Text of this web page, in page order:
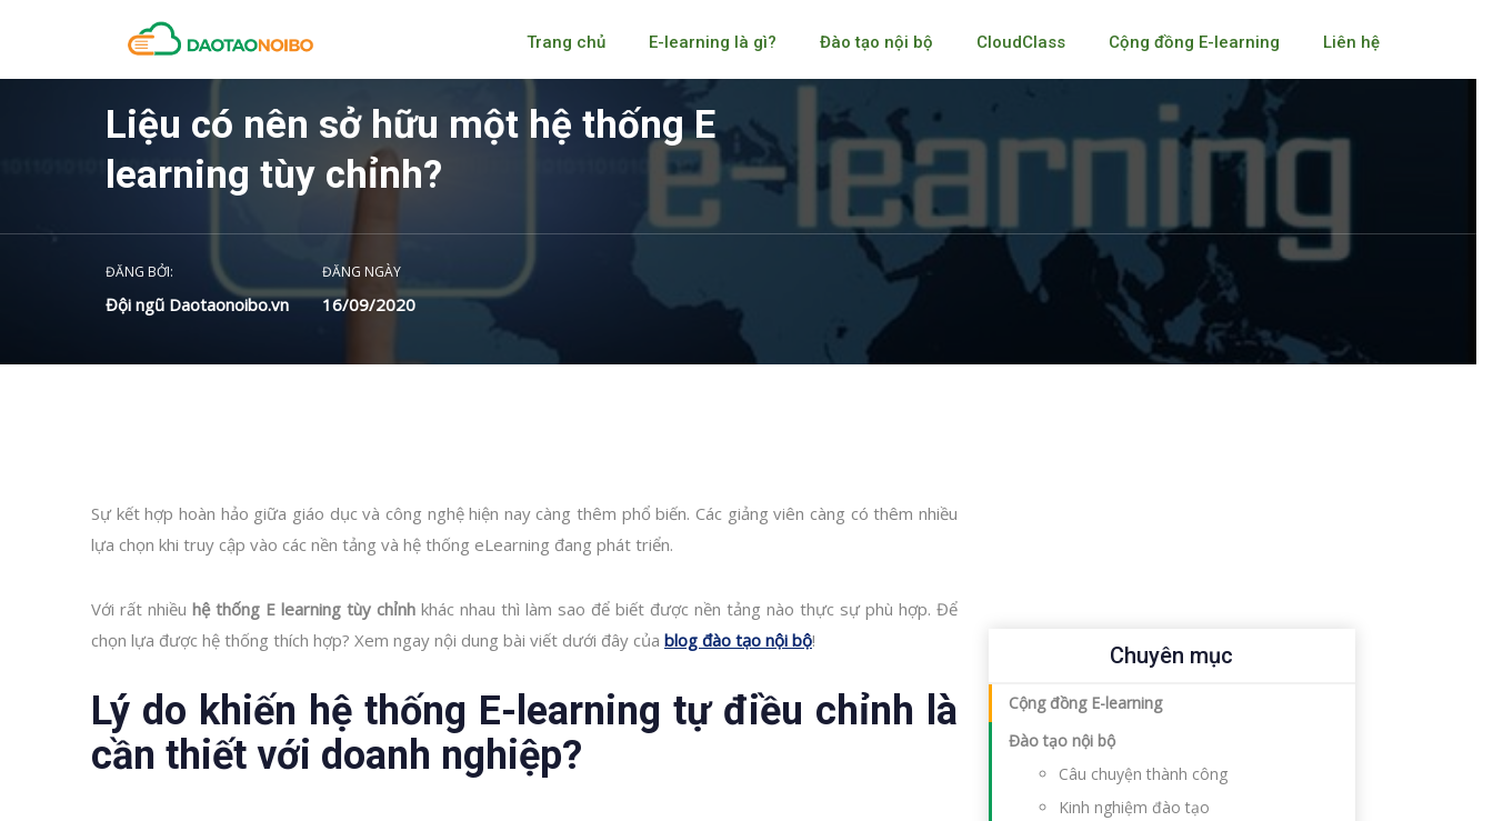
Trang chủ E-learning là gì? Đào tạo nội bộ CloudClass Cộng đồng E-learning Liên hệ
Liệu có nên sở hữu một hệ thống E
learning tùy chỉnh?
ĐĂNG BỞI:
Đội ngũ Daotaonoibo.vn
ĐĂNG NGÀY
16/09/2020
Sự kết hợp hoàn hảo giữa giáo dục và công nghệ hiện nay càng thêm phổ biến. Các giảng viên càng có thêm nhiều
lựa chọn khi truy cập vào các nền tảng và hệ thống eLearning đang phát triển.
Với rất nhiều hệ thống E learning tùy chỉnh khác nhau thì làm sao để biết được nền tảng nào thực sự phù hợp. Để
chọn lựa được hệ thống thích hợp? Xem ngay nội dung bài viết dưới đây của blog đào tạo nội bộ!
Lý do khiến hệ thống E-learning tự điều chỉnh là
cần thiết với doanh nghiệp?
Chuyên mục
Cộng đồng E-learning
Đào tạo nội bộ
Câu chuyện thành công
Kinh nghiệm đào tạo